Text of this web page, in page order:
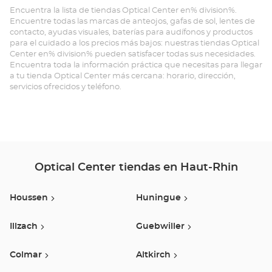
Encuentra la lista de tiendas Optical Center en% division%.
Encuentre todas las marcas de anteojos, gafas de sol, lentes de
contacto, ayudas visuales, baterías para audífonos y productos
para el cuidado a los precios más bajos: nuestras tiendas Optical
Center en% division% pueden satisfacer todas sus necesidades.
Encuentra toda la información práctica que necesitas para llegar
a tu tienda Optical Center más cercana: horario, dirección,
servicios ofrecidos y teléfono.
Optical Center tiendas en Haut-Rhin
Houssen Huningue
Illzach Guebwiller
Colmar Altkirch